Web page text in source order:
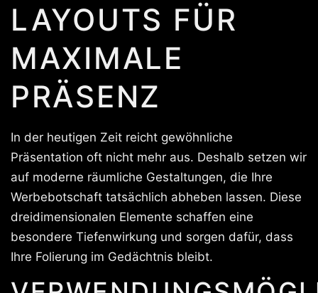
LAYOUTS FÜR
MAXIMALE
PRÄSENZ
In der heutigen Zeit reicht gewöhnliche
Präsentation oft nicht mehr aus. Deshalb setzen wir
auf moderne räumliche Gestaltungen, die Ihre
Werbebotschaft tatsächlich abheben lassen. Diese
dreidimensionalen Elemente schaffen eine
besondere Tiefenwirkung und sorgen dafür, dass
Ihre Folierung im Gedächtnis bleibt.